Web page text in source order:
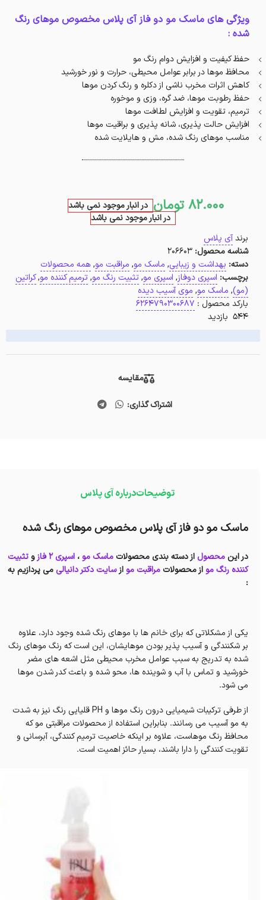
ویژگی های ماسک مو دو فاز آی پلاس مخصوص موهای رنگ
شده :
حفظ کیفیت و افزایش دوام رنگ مو
محافظ موها در برابر عوامل محیطی، حرارت و نور خورشید
کاهش اثرات مخرب ناشی از دکلره و رنگ کردن موها
حفظ رطوبت موها، ضد گره، وزی و موخوره
ترمیم، تقویت و افزایش لطافت موها
افزایش حالت پذیری، شانه پذیری و براقیت موها
مناسب موهای رنگ شده، مش و هایلایت شده
82.000 تومان در انبار موجود نمی باشد
در انبار موجود نمی باشد
برندآی پلاس
شناسه محصول: 206603
دسته: بهداشت و زیبایی, ماسک مو, مراقبت مو,همه محصولات
برچسب: اسپری دوفاز, اسپری مو,تثبیت رنگ مو,ترمیم کننده مو,کراتین
(مو), ماسک مو, موی آسیب دیده
بارکد محصول : 6264790300687
544 بازدید
مقایسه
اشتراک گذاری:
توضیحاتدرباره آی پلاس
ماسک مو دو فاز آی پلاس مخصوص موهای رنگ شده
در این محصول از دسته بندی محصولات ماسک مو ، اسپری 2 فاز وتثبیت
کننده رنگ مو از محصولات مراقبت مو ازسایت دکتر دانیالیمی پردازیم به
:
یکی از مشکلاتی که برای خانم ها با موهای رنگ شده وجود دارد، علاوه
بر شکنندگی و آسیب پذیر بودن موهایشان، این است که رنگ موهای رنگ
شده به تدریج به سبب عوامل مخرب محیطی مثل اشعه های مضر
خورشید و تماس با آب و شوینده ها، محو شده و باعث کدر شدن موها
می شود.
از طرفی ترکیبات شیمیایی درون رنگ موها و PH قلیایی رنگ نیز به شدت
به مو آسیب می رسانند. بنابراین استفاده از محصولات مراقبتی مو که
محافظ رنگ موهاست، علاوه بر اینکه خاصیت ترمیم کنندگی، آبرسانی و
تقویت کنندگی را دارا باشند، بسیار حائز اهمیت است.